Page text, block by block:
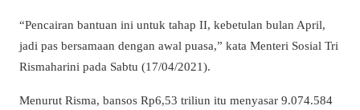
“Pencairan bantuan ini untuk tahap II, kebetulan bulan April,
jadi pas bersamaan dengan awal puasa,” kata Menteri Sosial Tri
Rismaharini pada Sabtu (17/04/2021).
Menurut Risma, bansos Rp6,53 triliun itu menyasar 9.074.584